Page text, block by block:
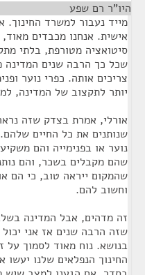
היו"ר רם שפע
מייד נעבור למשרד החינוך.
אישית. אנחנו מכבדים
סיטואציה מטורפת, בלתי
שכל כך הרבה שנים המדינה
צריכים אותה. כפרי נוער
יותר לתקצוב של המדינה,
אורלי, אמרת בצדק שזה
שנותנים את כל החיים
נוער או בפנימייה והם
שהם מקבלים בשכר, והם
שהמקום ייראה טוב, כי הם
וחשוב להם.
זה מדהים, אבל המדינה
שזה הרבה שנים אז אני
בנושא. נוח מאוד לסמוך על
החינוך הנפלאים שלנו יעשו